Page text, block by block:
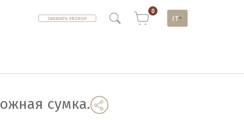
ЗАКАЗАТЬ ЗВОНОК
0
IT ▼
сумка.